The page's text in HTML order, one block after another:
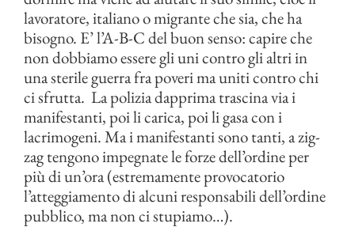
lavoratore, italiano o migrante che sia, che ha
bisogno. E’ l’A-B-C del buon senso: capire che
non dobbiamo essere gli uni contro gli altri in
una sterile guerra fra poveri ma uniti contro chi
ci sfrutta. La polizia dapprima trascina via i
manifestanti, poi li carica, poi li gasa con i
lacrimogeni. Ma i manifestanti sono tanti, a zig-
zag tengono impegnate le forze dell’ordine per
più di un’ora (estremamente provocatorio
l’atteggiamento di alcuni responsabili dell’ordine
pubblico, ma non ci stupiamo…).